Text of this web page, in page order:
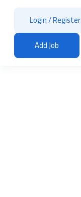
Login/Register
Add Job